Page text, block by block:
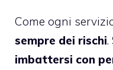
Come ogni
sempre dei rischi.
imbattersi con